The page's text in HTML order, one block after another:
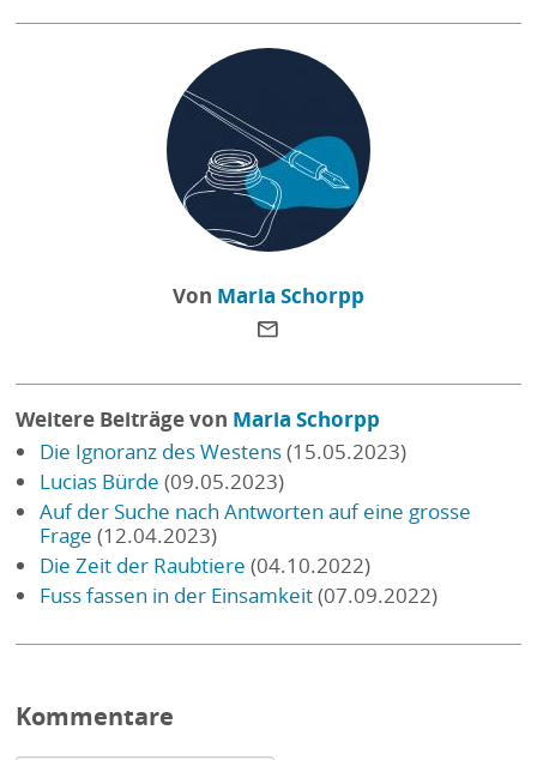
Von Maria Schorpp
Weitere Beiträge von Maria Schorpp
Die Ignoranz des Westens(15.05.2023)
Lucias Bürde (09.05.2023)
Auf der Suche nach Antworten auf eine grosse
Frage (12.04.2023)
Die Zeit der Raubtiere (04.10.2022)
Fuss fassen in der Einsamkeit(07.09.2022)
Kommentare